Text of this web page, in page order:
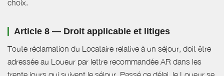
choix.
Article 8 — Droit applicable et litiges
Toute réclamation du Locataire relative à un séjour, doit être
adressée au Loueur par lettre recommandée AR dans les